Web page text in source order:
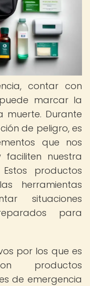
contar con
marcar la
muerte. Durante
de peligro, es
que nos
nuestra
productos
herramientas
situaciones
para
por los que es
productos
de emergencia